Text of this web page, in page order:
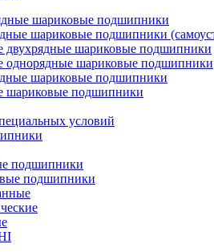
шариковые подшипники
шариковые подшипники
двухрядные шариковые подшипники
однорядные шариковые подшипники
шариковые подшипники
шариковые подшипники
условий
подшипники
подшипники